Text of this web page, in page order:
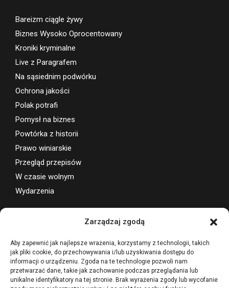
Zarządzaj zgodą
Aby zapewnić jak najlepsze wrażenia, korzystamy z technologii, takich
jak pliki cookie, do przechowywania i/lub uzyskiwania dostępu do
informacji o urządzeniu. Zgoda na te technologie pozwoli nam
przetwarzać dane, takie jak zachowanie podczas przeglądania lub
unikalne identyfikatory na tej stronie. Brak wyrażenia zgody lub wycofanie
Bareizm ciągle żywy
Biznes Wysoko Oprocentowany
Kroniki kryminalne
Live z Paragrafem
Na sąsiednim podwórku
Ochrona jakości
Polak potrafi
Pomysł na biznes
Powtórka z historii
Prawo winiarskie
Przegląd przepisów
W czasie wolnym
Wydarzenia